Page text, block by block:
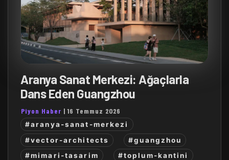
Aranya Sanat Merkezi: Ağaçlarla
Dans Eden Guangzhou
Piyon Haber |16 Temmuz 2026
#aranya-sanat-merkezi
#vector-architects
#guangzhou
#mimari-tasarim
#toplum-kantini